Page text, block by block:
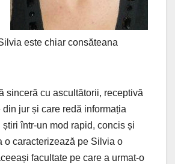
este chiar consăteana
sinceră cu ascultătorii, receptivă
din jur și care redă informația
într-un mod rapid, concis și
o caracterizează pe Silvia o
facultate pe care a urmat-o